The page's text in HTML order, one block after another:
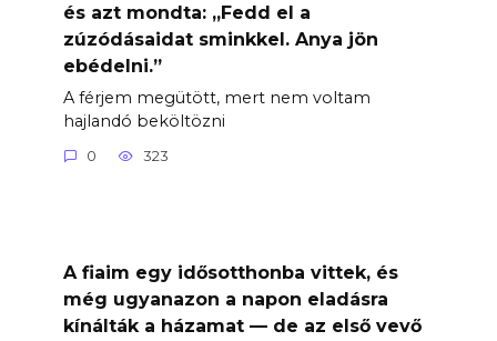
és azt mondta: „Fedd el a
zúzódásaidat sminkkel. Anya jön
ebédelni.”
A férjem megütött, mert nem voltam
hajlandó beköltözni
0 323
A fiaim egy idősotthonba vittek, és
még ugyanazon a napon eladásra
kínálták a házamat — de az első vevő